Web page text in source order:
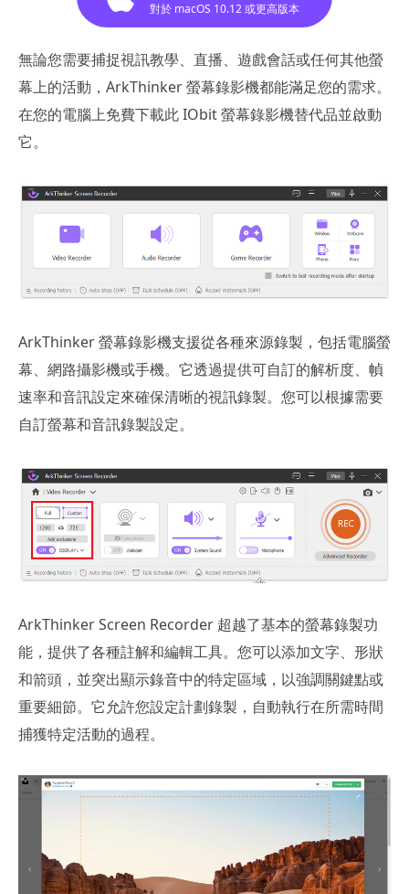
對於 macOS 10.12 或更高版本
無論您需要捕捉視訊教學、直播、遊戲會話或任何其他螢
幕上的活動，ArkThinker 螢幕錄影機都能滿足您的需求。
在您的電腦上免費下載此 IObit 螢幕錄影機替代品並啟動
它。
ArkThinker 螢幕錄影機支援從各種來源錄製，包括電腦螢
幕、網路攝影機或手機。它透過提供可自訂的解析度、幀
速率和音訊設定來確保清晰的視訊錄製。您可以根據需要
自訂螢幕和音訊錄製設定。
ArkThinker Screen Recorder 超越了基本的螢幕錄製功
能，提供了各種註解和編輯工具。您可以添加文字、形狀
和箭頭，並突出顯示錄音中的特定區域，以強調關鍵點或
重要細節。它允許您設定計劃錄製，自動執行在所需時間
捕獲特定活動的過程。